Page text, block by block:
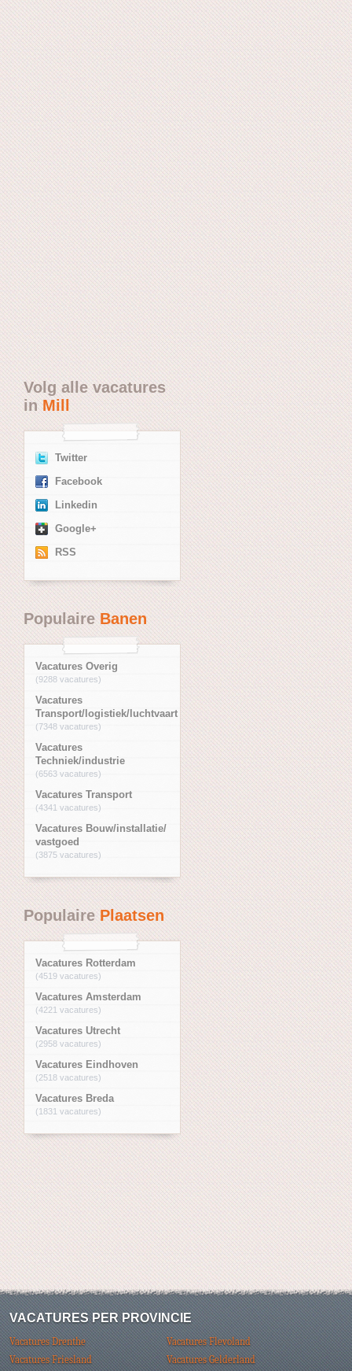
Volg alle vacatures
inMill
Twitter
Facebook
Linkedin
Google+
RSS
PopulaireBanen
Vacatures Overig
(9288 vacatures)
Vacatures
Transport/logistiek/luchtvaart
(7348 vacatures)
Vacatures
Techniek/industrie
(6563 vacatures)
Vacatures Transport
(4341 vacatures)
Vacatures Bouw/installatie/
vastgoed
(3875 vacatures)
PopulairePlaatsen
Vacatures Rotterdam
(4519 vacatures)
Vacatures Amsterdam
(4221 vacatures)
Vacatures Utrecht
(2958 vacatures)
Vacatures Eindhoven
(2518 vacatures)
Vacatures Breda
(1831 vacatures)
VACATURES PER PROVINCIE
Vacatures Drenthe
Vacatures Flevoland
Vacatures Friesland
Vacatures Gelderland